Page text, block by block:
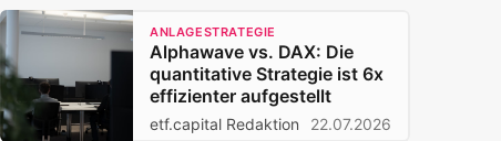
ANLAGESTRATEGIE
Alphawave vs. DAX: Die
quantitative Strategie ist 6x
effizienter aufgestellt
etf.capital Redaktion 22.07.2026